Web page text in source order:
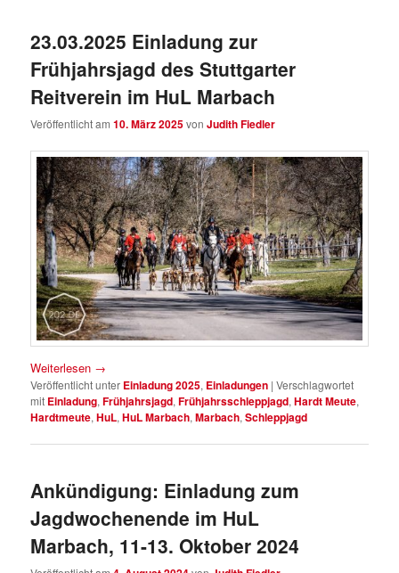
23.03.2025 Einladung zur
Frühjahrsjagd des Stuttgarter
Reitverein im HuL Marbach
Veröffentlicht am10. März 2025vonJudith Fiedler
Weiterlesen →
Veröffentlicht unter Einladung 2025, Einladungen |Verschlagwortet
mit Einladung,Frühjahrsjagd,Frühjahrsschleppjagd,Hardt Meute,
Hardtmeute,HuL,HuL Marbach,Marbach,Schleppjagd
Ankündigung: Einladung zum
Jagdwochenende im HuL
Marbach, 11-13. Oktober 2024